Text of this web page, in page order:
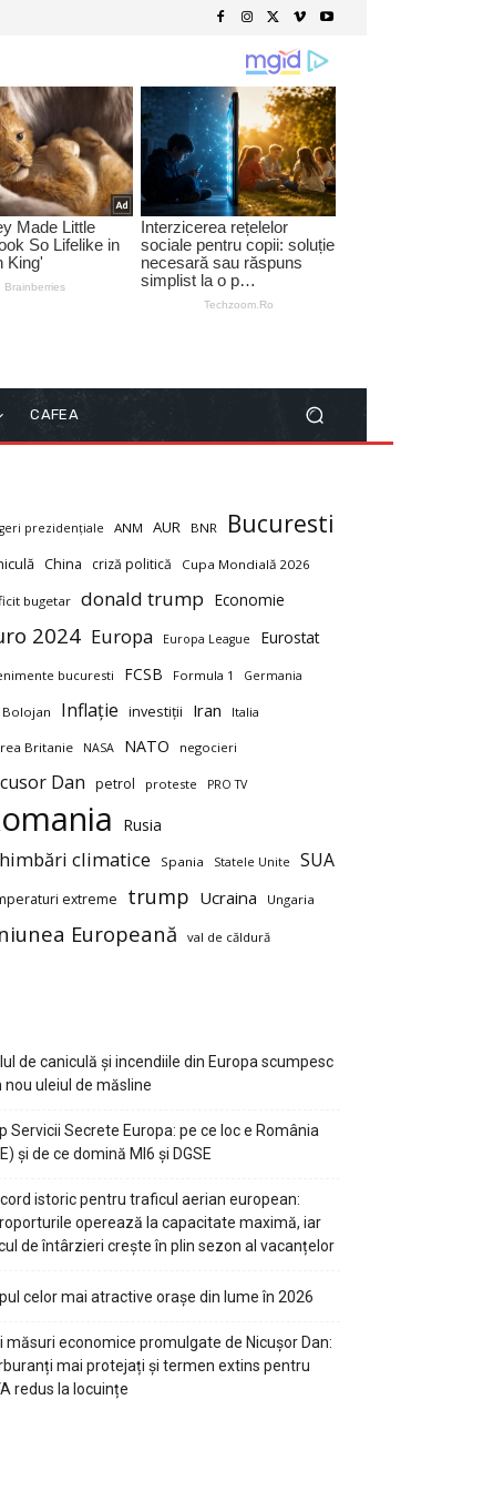
CAFEA
prezidențiale ANM AUR BNR Bucuresti
China criză politică Cupa Mondială 2026
bugetar donald trump Economie
2024 Europa Europa League Eurostat
bucuresti FCSB Formula 1 Germania
Bolojan Inflație investiții Iran Italia
Britanie NASA NATO negocieri
Dan petrol proteste PRO TV
Rusia
climatice Spania Statele Unite SUA
extreme trump Ucraina Ungaria
Europeană val de căldură
de caniculă și incendiile din Europa scumpesc
nou uleiul de măsline
Servicii Secrete Europa: pe ce loc e România
și de ce domină MI6 și DGSE
istoric pentru traficul aerian european:
operează la capacitate maximă, iar
de întârzieri crește în plin sezon al vacanțelor
celor mai atractive orașe din lume în 2026
măsuri economice promulgate de Nicușor Dan:
mai protejați și termen extins pentru
redus la locuințe